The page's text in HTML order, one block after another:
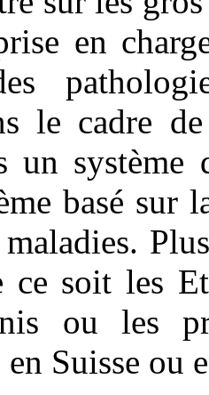
en
le cadre
un
basé sur
ce soit les
ou les
Suisse ou